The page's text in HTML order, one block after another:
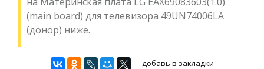
(main board) для телевизора 49UN74006LA
(донор) ниже.
— добавь в закладки